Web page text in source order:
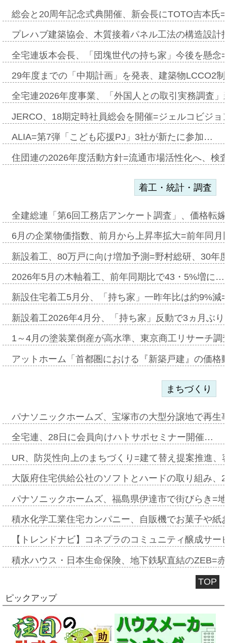
総会と20周年記念式典開催、新会長にTOTO吉本氏
プレハブ建築協会、木質接着パネル工法の構造設
全宅連坂本会長、「団塊世代の持ち家」今後を懸
29年度までの「中期計画」を発表、建築物LCCO2
全宅連2026年度事業、「外国人との取引実務調査
JERCO、18期定時社員総会を開催=ジェルコビジ
ALIA=第7弾「こども応援PJ」3社が新たに参加…
住団連の2026年度活動方針=流通市場活性化へ、検
着工・統計・調査
全建総連「第6回工務店アンケート調査」、価格転
6月の企業物価指数、前月から上昇率拡大=前年同
新設着工、80万戸に向け増加予測=野村総研、30年
2026年5月の木軸着工、前年同期比で43・5%増に…
新設住宅着工5月分、「持ち家」一昨年比は約9%
新設着工2026年4月分、「持ち家」反動で3ヵ月ぶ
1～4月の塗装業倒産が高水準、東京商工リサーチ
アットホーム「首都圏における『新築戸建』の価
まちづくり
パナソニックホームズ、宝塚市の大型分譲地で再
全宅連、28日に会員向けハトサポセミナー開催…
UR、防災性向上のまちづくり=建て替え提案推進
大阪府住宅供給公社のソフトとハードの取り組み
パナソニックホームズ、福島県伊達市で街びらき=
積水化学工業住宅カンパニー、自販機でお菓子や
【トレンドナビ】コネプラのコミュニティ醸成サ
積水ハウス・日本生命保険、地下鉄駅直結のZEB=
TOP
ピックアップ